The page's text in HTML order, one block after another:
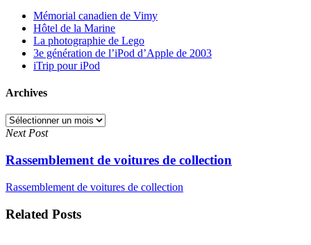
Mémorial canadien de Vimy
Hôtel de la Marine
La photographie de Lego
3e génération de l’iPod d’Apple de 2003
iTrip pour iPod
Archives
Archives
Next Post
Rassemblement de voitures de collection
Rassemblement de voitures de collection
Related Posts